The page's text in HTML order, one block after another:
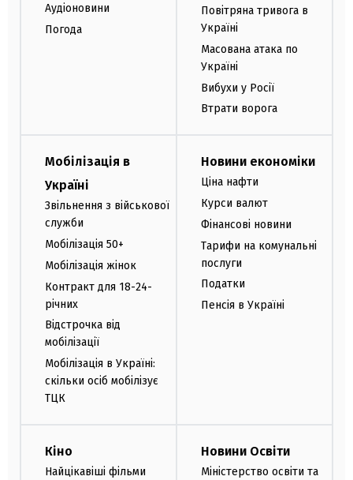
Аудіоновини
Погода
Повітряна тривога в
Україні
Масована атака по
Україні
Вибухи у Росії
Втрати ворога
Мобілізація в
Україні
Звільнення з військової
служби
Мобілізація 50+
Мобілізація жінок
Контракт для 18-24-
річних
Відстрочка від
мобілізації
Мобілізація в Україні:
скільки осіб мобілізує
ТЦК
Новини економіки
Ціна нафти
Курси валют
Фінансові новини
Тарифи на комунальні
послуги
Податки
Пенсія в Україні
Кіно
Найцікавіші фільми
Новини Освіти
Міністерство освіти та